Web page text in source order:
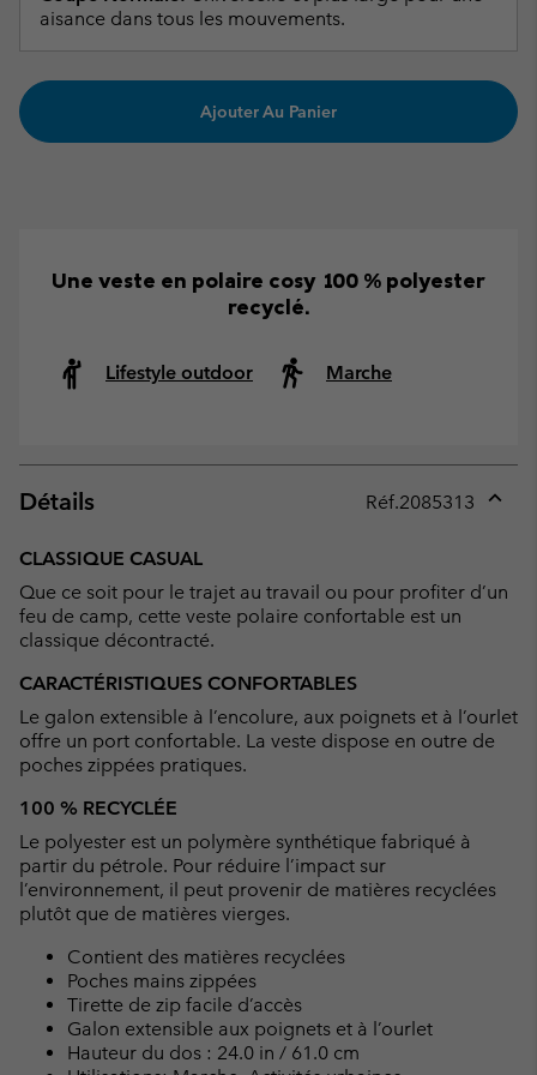
aisance dans tous les mouvements.
Ajouter Au Panier
Une veste en polaire cosy 100 % polyester
recyclé.
Lifestyle outdoor Marche
Détails Réf.2085313
CLASSIQUE CASUAL
Que ce soit pour le trajet au travail ou pour profiter d’un
feu de camp, cette veste polaire confortable est un
classique décontracté.
CARACTÉRISTIQUES CONFORTABLES
Le galon extensible à l’encolure, aux poignets et à l’ourlet
offre un port confortable. La veste dispose en outre de
poches zippées pratiques.
100 % RECYCLÉE
Le polyester est un polymère synthétique fabriqué à
partir du pétrole. Pour réduire l’impact sur
l’environnement, il peut provenir de matières recyclées
plutôt que de matières vierges.
Contient des matières recyclées
Poches mains zippées
Tirette de zip facile d’accès
Galon extensible aux poignets et à l’ourlet
Hauteur du dos : 24.0 in / 61.0 cm